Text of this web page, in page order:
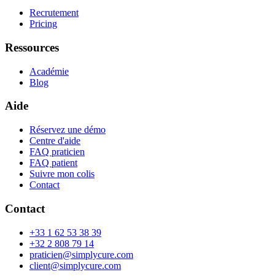
Recrutement
Pricing
Ressources
Académie
Blog
Aide
Réservez une démo
Centre d'aide
FAQ praticien
FAQ patient
Suivre mon colis
Contact
Contact
+33 1 62 53 38 39
+32 2 808 79 14
praticien@simplycure.com
client@simplycure.com